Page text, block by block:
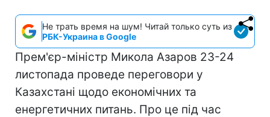
Не трать время на шум! Читай только суть из
РБК-Украина в Google
Прем'єр-міністр Микола Азаров 23-24
листопада проведе переговори у
Казахстані щодо економічних та
енергетичних питань. Про це під час